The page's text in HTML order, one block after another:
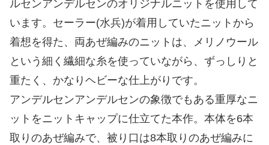
ルセンアンデルセンのオリジナルニットを使用して
います。セーラー(水兵)が着用していたニットから
着想を得た、両あぜ編みのニットは、メリノウール
という細く繊細な糸を使っていながら、ずっしりと
重たく、かなりヘビーな仕上がりです。
アンデルセンアンデルセンの象徴でもある重厚なニ
ットをニットキャップに仕立てた本作。本体を6本
取りのあぜ編みで、被り口は8本取りのあぜ編みに